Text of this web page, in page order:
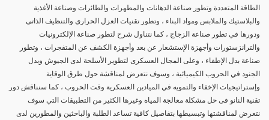
الطاقة المتعددة وتطور صناعة الدهانات والمطهرات والطائرات وصناعة الأغذية
والبلاستيك والملابس ومواد البناء ، وتطور تقنيات العزل الحرارى والتنظيف الذاتى
ودورها في تطور صناعة الزجاج ، كما نتناول شرح لتطور صناعة الإلكترونيات
والترانزستورات وأجهزة الإستشعار عن بعد وأجهزة الكشف عن المتفجرات ، وتطور
صناعة بدل الإطفاء ، وعلى المجال العسكرى لتطوير الأسلحة لدى الجيوش وبدل
الجنود في الحروب الكيميائية ، وسوف نتعرض لمناقشة حول طرق الوقاية
وإستراتيجيات الإخفاء والتمويه في الميادين العسكرية وقت الحروب ، كما سنناقش دور
تقنية النانو فى حل مشكلة معالجة المياه وغيرها الكثير من التطبيقات التي سوف
نتعرض لمناقشتها وتبسيطها بتفاصيل كافية تساعد الطلبة والباحثين والمطورين لدى